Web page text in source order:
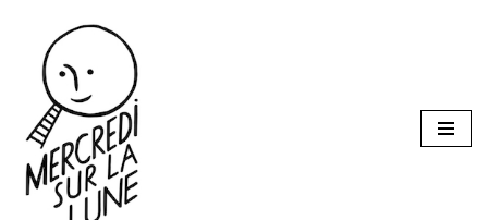
Aller
contenu